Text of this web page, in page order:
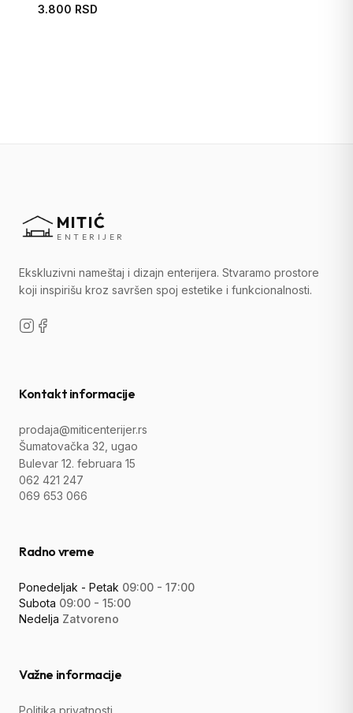
3.800 RSD
MITIĆ
ENTERIJER
Ekskluzivni nameštaj i dizajn enterijera. Stvaramo prostore
koji inspirišu kroz savršen spoj estetike i funkcionalnosti.
Kontakt informacije
prodaja@miticenterijer.rs
Šumatovačka 32, ugao
Bulevar 12. februara 15
062 421 247
069 653 066
Radno vreme
Ponedeljak - Petak 09:00 - 17:00
Subota 09:00 - 15:00
Nedelja Zatvoreno
Važne informacije